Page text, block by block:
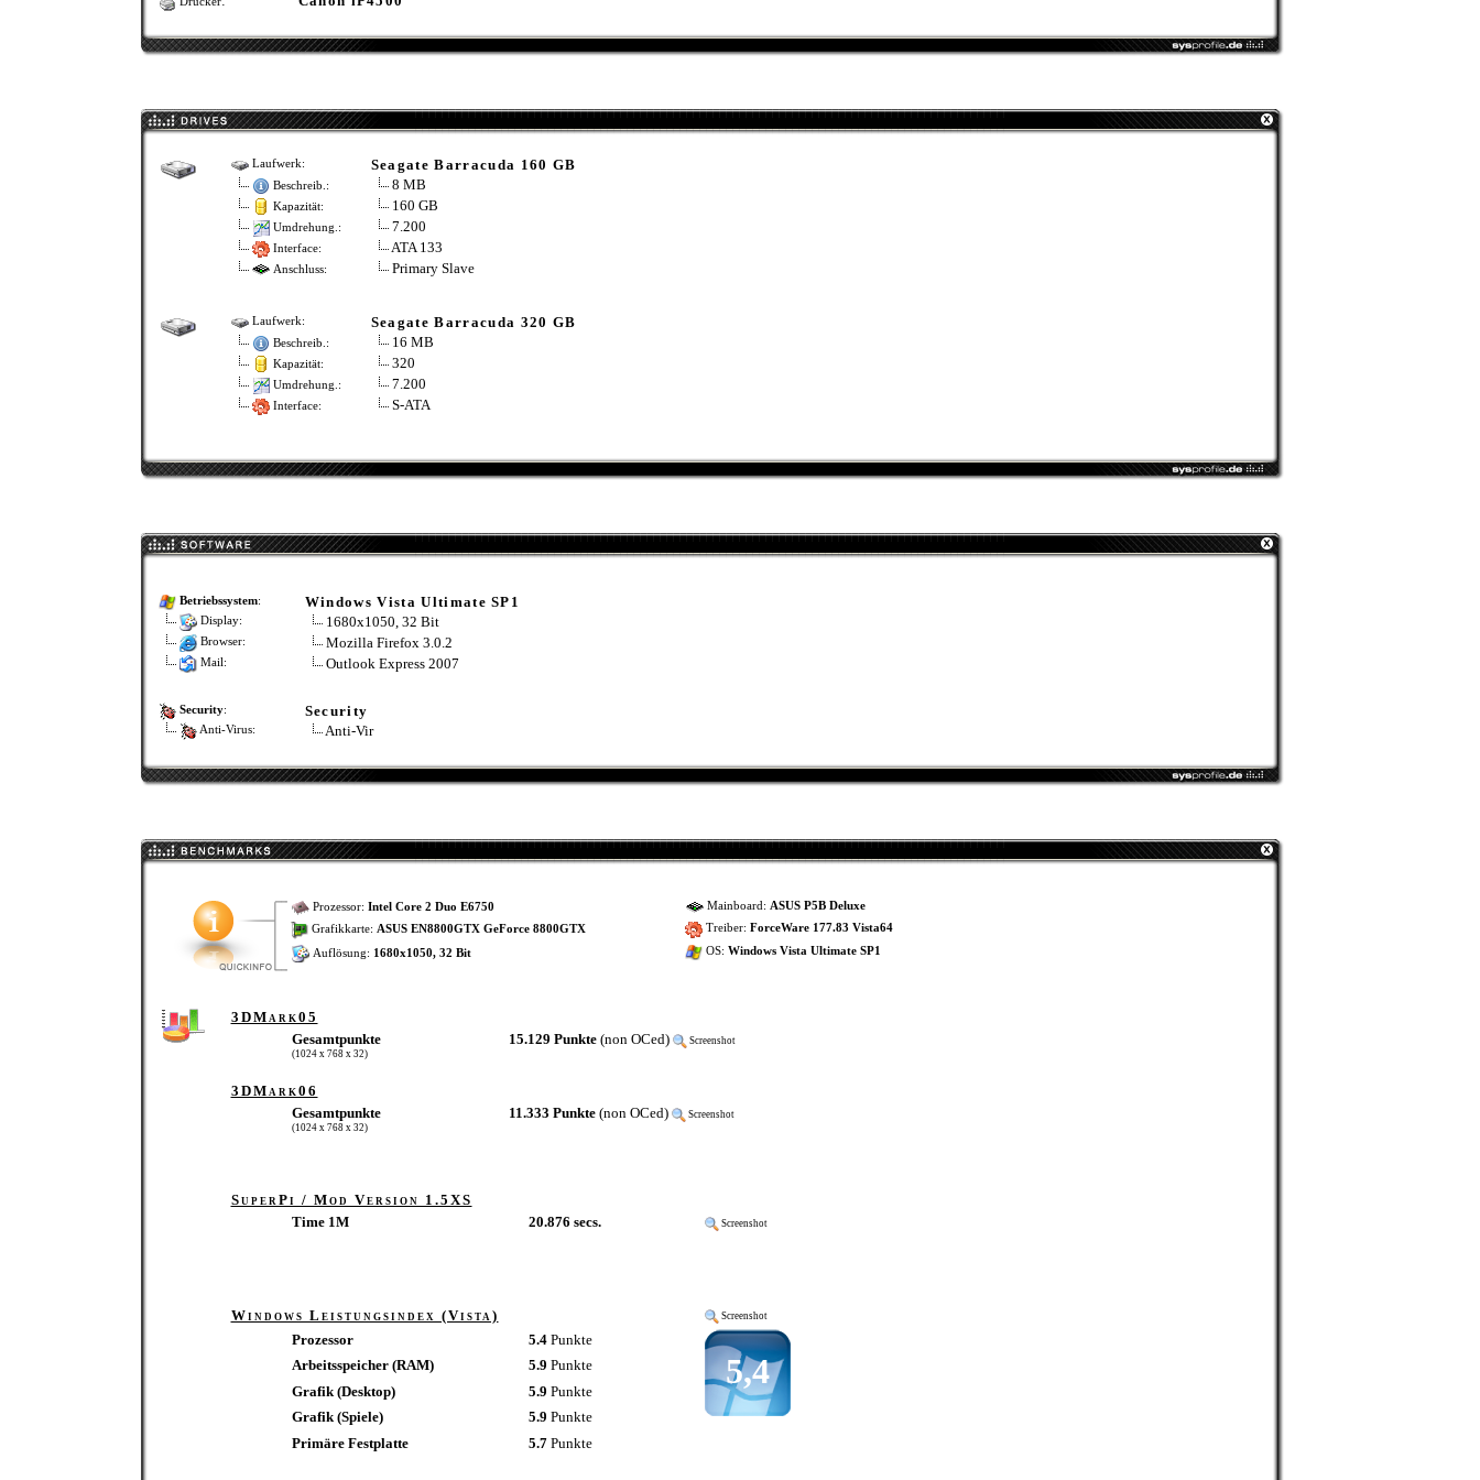
Laufwerk: Seagate Barracuda 160 GB
Beschreib.: 8 MB
Kapazität: 160 GB
Umdrehung.: 7.200
Interface: ATA 133
Anschluss: Primary Slave
Laufwerk: Seagate Barracuda 320 GB
Beschreib.: 16 MB
Kapazität: 320
Umdrehung.: 7.200
Interface: S-ATA
Betriebssystem: Windows Vista Ultimate SP1
Display: 1680x1050, 32 Bit
Browser: Mozilla Firefox 3.0.2
Mail: Outlook Express 2007
Security: Security
Anti-Virus: Anti-Vir
Prozessor: Intel Core 2 Duo E6750
Grafikkarte: ASUS EN8800GTX GeForce 8800GTX
Auflösung: 1680x1050, 32 Bit
Mainboard: ASUS P5B Deluxe
Treiber: ForceWare 177.83 Vista64
OS: Windows Vista Ultimate SP1
3DMark05
Gesamtpunkte
(1024 x 768 x 32)
15.129 Punkte (non OCed) Screenshot
3DMark06
Gesamtpunkte
(1024 x 768 x 32)
11.333 Punkte (non OCed) Screenshot
SuperPi / Mod Version 1.5XS
Time 1M
20.876 secs. Screenshot
Windows Leistungsindex (Vista) Screenshot
Prozessor 5.4 Punkte
5,4
Arbeitsspeicher (RAM) 5.9 Punkte
Grafik (Desktop)
5.9 Punkte
Grafik (Spiele)
5.9 Punkte
Primäre Festplatte
5.7 Punkte